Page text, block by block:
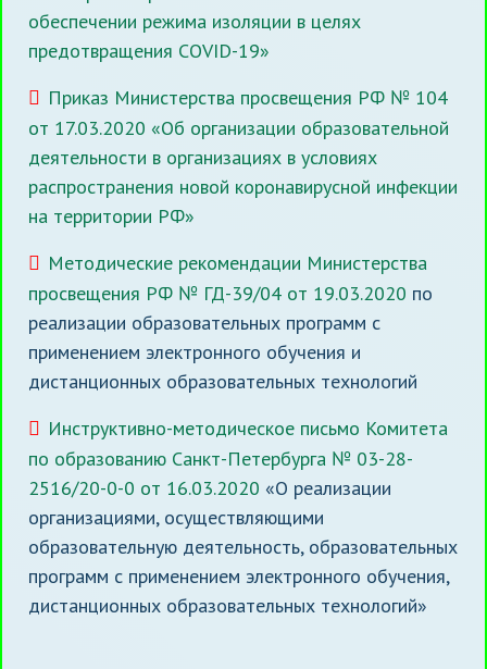
обеспечении режима изоляции в целях
предотвращения COVID-19»
Приказ Министерства просвещения РФ № 104
от 17.03.2020 «Об организации образовательной
деятельности в организациях в условиях
распространения новой коронавирусной инфекции
на территории РФ»
Методические рекомендации Министерства
просвещения РФ № ГД-39/04 от 19.03.2020 по
реализации образовательных программ с
применением электронного обучения и
дистанционных образовательных технологий
Инструктивно-методическое письмо Комитета
по образованию Санкт-Петербурга № 03-28-
2516/20-0-0 от 16.03.2020 «О реализации
организациями, осуществляющими
образовательную деятельность, образовательных
программ с применением электронного обучения,
дистанционных образовательных технологий»